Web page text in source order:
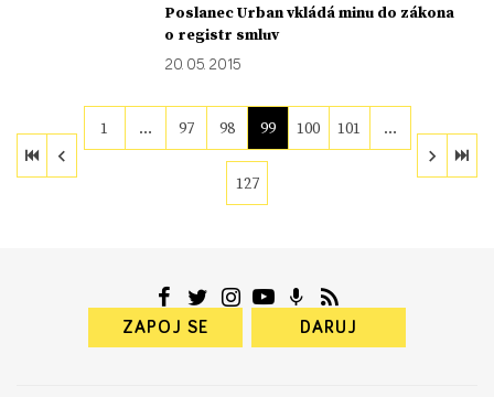
Poslanec Urban vkládá minu do zákona
o registr smluv
20. 05. 2015
1 … 97 98 99 100 101 …
127
ZAPOJ SE DARUJ